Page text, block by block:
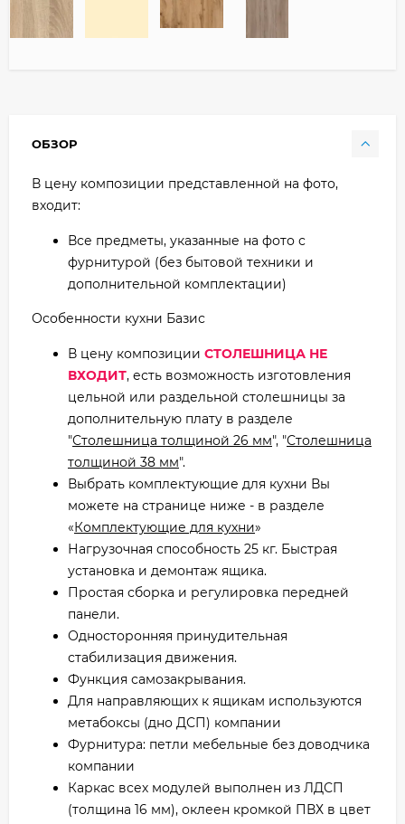
ОБЗОР
В цену композиции представленной на фото,
входит:
Все предметы, указанные на фото с
фурнитурой (без бытовой техники и
дополнительной комплектации)
Особенности кухни Базис
В цену композиции СТОЛЕШНИЦА НЕ
ВХОДИТ, есть возможность изготовления
цельной или раздельной столешницы за
дополнительную плату в разделе
"Столешница толщиной 26 мм", "Столешница
толщиной 38 мм".
Выбрать комплектующие для кухни Вы
можете на странице ниже - в разделе
«Комплектующие для кухни»
Нагрузочная способность 25 кг. Быстрая
установка и демонтаж ящика.
Простая сборка и регулировка передней
панели.
Односторонняя принудительная
стабилизация движения.
Функция самозакрывания.
Для направляющих к ящикам используются
метабоксы (дно ДСП) компании
Фурнитура: петли мебельные без доводчика
компании
Каркас всех модулей выполнен из ЛДСП
(толщина 16 мм), оклеен кромкой ПВХ в цвет